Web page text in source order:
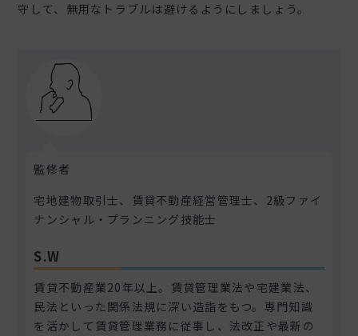
守して、無用なトラブルは避けるようにしましょう。
監修者
宅地建物取引士、賃貸不動産経営管理士、2級ファイ
ナンシャル・プランニング技能士
S.W
賃貸不動産業20年以上。賃貸管理業法や宅建業法、
民法といった関係法規に深い造詣をもつ。専門知識
を活かして賃貸管理業務に従事し、法改正や最新の